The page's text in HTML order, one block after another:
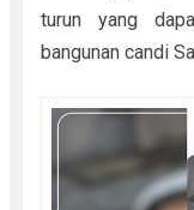
turun yang
bangunan candi